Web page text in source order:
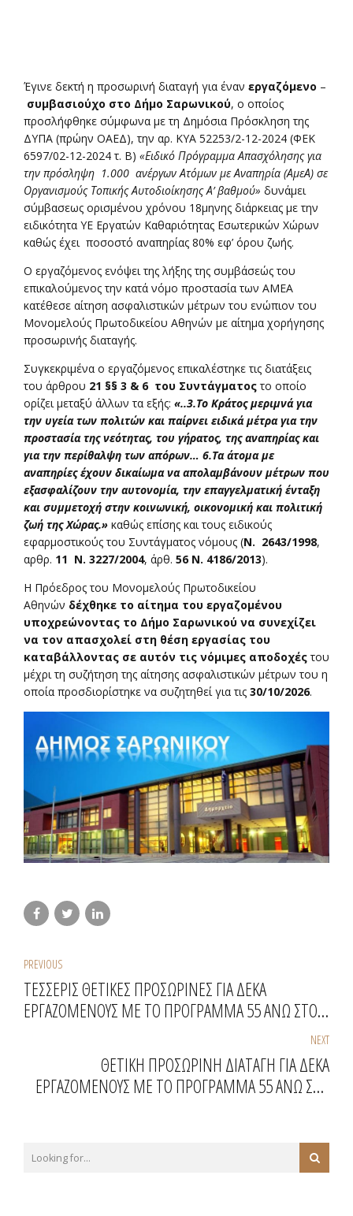
Έγινε δεκτή η προσωρινή διαταγή για έναν εργαζόμενο –
συμβασιούχο στο Δήμο Σαρωνικού, ο οποίος
προσλήφθηκε σύμφωνα με τη Δημόσια Πρόσκληση της
ΔΥΠΑ (πρώην ΟΑΕΔ), την αρ. ΚΥΑ 52253/2-12-2024 (ΦΕΚ
6597/02-12-2024 τ. Β) «Ειδικό Πρόγραμμα Απασχόλησης για
την πρόσληψη 1.000 ανέργων Ατόμων με Αναπηρία (ΑμεΑ) σε
Οργανισμούς Τοπικής Αυτοδιοίκησης Α’ βαθμού» δυνάμει
σύμβασεως ορισμένου χρόνου 18μηνης διάρκειας με την
ειδικότητα ΥΕ Εργατών Καθαριότητας Εσωτερικών Χώρων
καθώς έχει ποσοστό αναπηρίας 80% εφ’ όρου ζωής.
Ο εργαζόμενος ενόψει της λήξης της συμβάσεώς του
επικαλούμενος την κατά νόμο προστασία των ΑΜΕΑ
κατέθεσε αίτηση ασφαλιστικών μέτρων του ενώπιον του
Μονομελούς Πρωτοδικείου Αθηνών με αίτημα χορήγησης
προσωρινής διαταγής.
Συγκεκριμένα ο εργαζόμενος επικαλέστηκε τις διατάξεις
του άρθρου 21 §§ 3 & 6 του Συντάγματοςτο οποίο
ορίζει μεταξύ άλλων τα εξής: «..3.Το Κράτος μεριμνά για
την υγεία των πολιτών και παίρνει ειδικά μέτρα για την
προστασία της νεότητας, του γήρατος, της αναπηρίας και
για την περίθαλψη των απόρων… 6.Τα άτομα με
αναπηρίες έχουν δικαίωμα να απολαμβάνουν μέτρων που
εξασφαλίζουν την αυτονομία, την επαγγελματική ένταξη
και συμμετοχή στην κοινωνική, οικονομική και πολιτική
ζωή της Χώρας.» καθώς επίσης και τους ειδικούς
εφαρμοστικούς του Συντάγματος νόμους (Ν. 2643/1998,
αρθρ. 11 Ν. 3227/2004, άρθ. 56 Ν. 4186/2013).
Η Πρόεδρος του Μονομελούς Πρωτοδικείου
Αθηνών δέχθηκε το αίτημα του εργαζομένου
υποχρεώνοντας το Δήμο Σαρωνικού να συνεχίζει
να τον απασχολεί στη θέση εργασίας του
καταβάλλοντας σε αυτόν τις νόμιμες αποδοχέςτου
μέχρι τη συζήτηση της αίτησης ασφαλιστικών μέτρων του η
οποία προσδιορίστηκε να συζητηθεί για τις 30/10/2026.
PREVIOUS
ΤΕΣΣΕΡΙΣ ΘΕΤΙΚΕΣ ΠΡΟΣΩΡΙΝΕΣ ΓΙΑ ΔΕΚΑ
ΕΡΓΑΖΟΜΕΝΟΥΣ ΜΕ ΤΟ ΠΡΟΓΡΑΜΜΑ 55 ΑΝΩ ΣΤΟ
NEXT
ΘΕΤΙΚΗ ΠΡΟΣΩΡΙΝΗ ΔΙΑΤΑΓΗ ΓΙΑ ΔΕΚΑ
ΕΡΓΑΖΟΜΕΝΟΥΣ ΜΕ ΤΟ ΠΡΟΓΡΑΜΜΑ 55 ΑΝΩ ΣΤΟ